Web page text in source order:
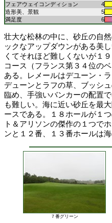
フェアウェイコンディション
4
造形美、景観
5
満足度
6
壮大な松林の中に、砂丘の自
ックなアップダウンがある美
くてそれほど難しくないが１
コース（フランス第３４位の
ある。レメールはデユーン・
デューンとラフの草、ブッシ
臨め、手強いバンカーの配置
も難しい。海に近い砂丘を最
ースである。１８ホールが１
ト＆アリソンの傑作の１つで
ンと１２番、１３番ホールは
７番グリーン